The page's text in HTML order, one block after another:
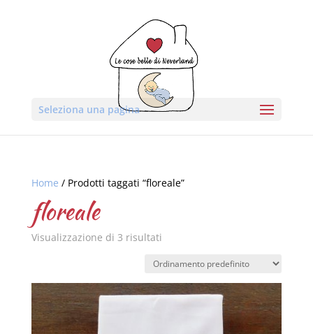
Seleziona una pagina
Home / Prodotti taggati “floreale”
floreale
Visualizzazione di 3 risultati